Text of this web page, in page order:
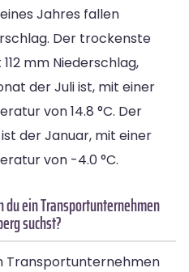
Jahres fallen
Der trockenste
mm Niederschlag,
der Juli ist, mit einer
von 14.8 °C. Der
der Januar, mit einer
von -4.0 °C.
ein Transportunternehmen
suchst?
Transportunternehmen